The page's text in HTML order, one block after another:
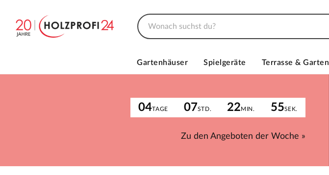
Gartenhäuser Spielgeräte Terrasse & Garten
04TAGE 07STD. 22MIN. 55SEK.
Zu den Angeboten der Woche »